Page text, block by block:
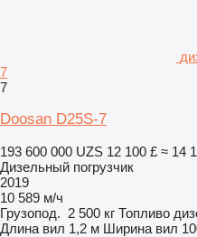
7
7
Doosan D25S-7
193 600 000 UZS 12 100 £ ≈ 14
Дизельный погрузчик
2019
10 589 м/ч
Грузопод. 2 500 кг Топливо
Длина вил 1,2 м Ширина вил